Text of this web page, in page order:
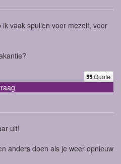
vaak spullen voor mezelf, voor
Quote
uit!
anders doen als je weer opnieuw